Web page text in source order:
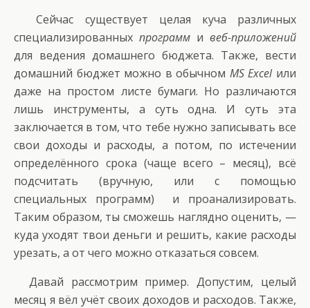
Сейчас существует целая куча различных
специализированных программ и веб-приложений
для ведения домашнего бюджета. Также, вести
домашний бюджет можно в обычном MS Excelили
даже на простом листе бумаги. Но различаются
лишь инструменты, а суть одна. И суть эта
заключается в том, что тебе нужно записывать все
свои доходы и расходы, а потом, по истечении
определённого срока (чаще всего – месяц), всё
подсчитать (вручную, или с помощью
специальных программ) и проанализировать.
Таким образом, ты сможешь наглядно оценить, —
куда уходят твои деньги и решить, какие расходы
урезать, а от чего можно отказаться совсем.
Давай рассмотрим пример. Допустим, целый
месяц я вёл учёт своих доходов и расходов. Также,